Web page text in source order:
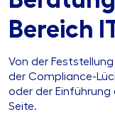
Bereich
Von der
der Compliance-
oder der Einführung
Seite.